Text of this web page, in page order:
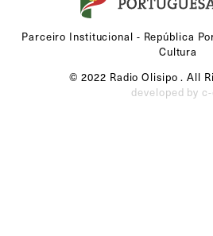
Parceiro Institucional - República
Cultura
© 2022 Radio Olisipo . All
developed by